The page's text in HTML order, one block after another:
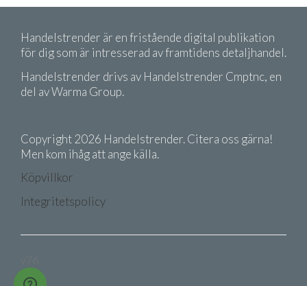
Handelstrender är en fristående digital publikation
för dig som är intresserad av framtidens detaljhandel.
Handelstrender drivs av Handelstrender Cmptnc, en
del av Warma Group.
Copyright 2026 Handelstrender. Citera oss gärna!
Men kom ihåg att ange källa.
Köpvillkor
Integritetspolicy